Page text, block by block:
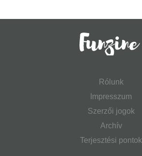
Rólunk
Impresszum
Szerzői jogok
Archív
Terjesztési pontok